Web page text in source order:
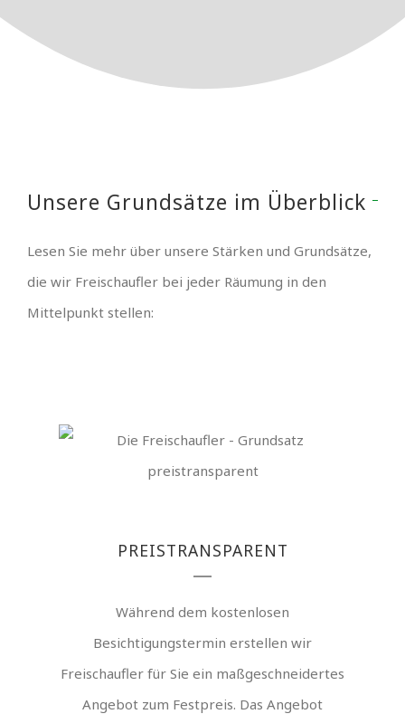
Unsere Grundsätze im Überblick
Lesen Sie mehr über unsere Stärken und Grundsätze,
die wir Freischaufler bei jeder Räumung in den
Mittelpunkt stellen:
PREISTRANSPARENT
Während dem kostenlosen
Besichtigungstermin erstellen wir
Freischaufler für Sie ein maßgeschneidertes
Angebot zum Festpreis. Das Angebot